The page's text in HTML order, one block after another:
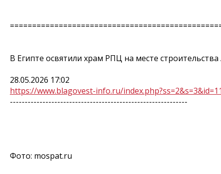
В Египте освятили храм РПЦ на месте
28.05.2026 17:02
https://www.blagovest-info.ru/
------------------------------------------------------------
Фото: mospat.ru